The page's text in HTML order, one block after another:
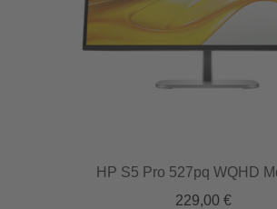
HP S5 Pro 527pq WQHD
229,00 €